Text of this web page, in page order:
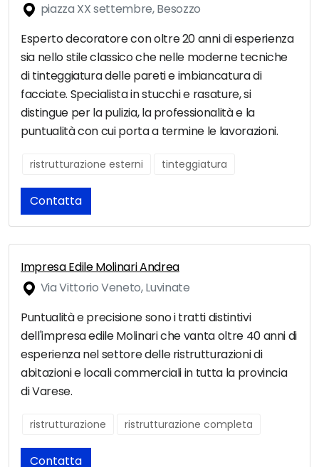
piazza XX settembre, Besozzo
Esperto decoratore con oltre 20 anni di esperienza
sia nello stile classico che nelle moderne tecniche
di tinteggiatura delle pareti e imbiancatura di
facciate. Specialista in stucchi e rasature, si
distingue per la pulizia, la professionalità e la
puntualità con cui porta a termine le lavorazioni.
ristrutturazione esterni tinteggiatura
Contatta
Impresa Edile Molinari Andrea
Via Vittorio Veneto, Luvinate
Puntualità e precisione sono i tratti distintivi
dell'impresa edile Molinari che vanta oltre 40 anni di
esperienza nel settore delle ristrutturazioni di
abitazioni e locali commerciali in tutta la provincia
di Varese.
ristrutturazione ristrutturazione completa
Contatta